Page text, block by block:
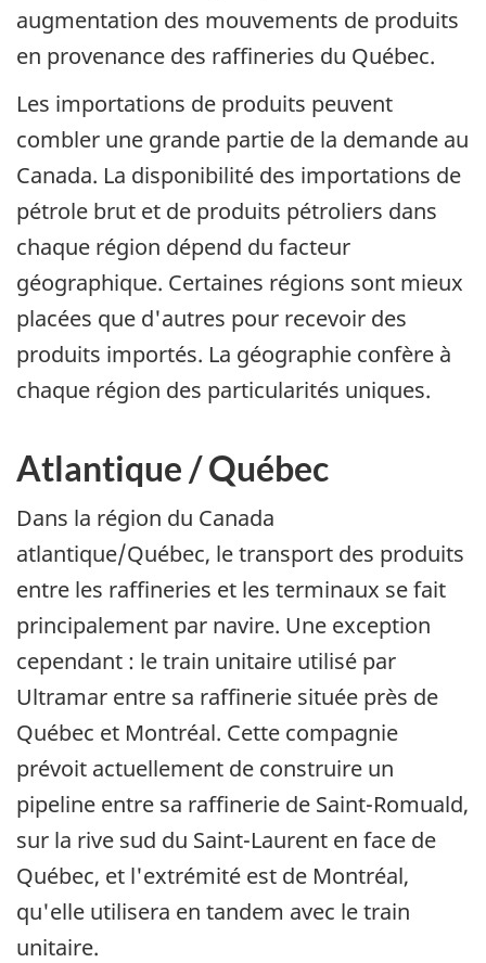
augmentation des mouvements de produits
en provenance des raffineries du Québec.
Les importations de produits peuvent
combler une grande partie de la demande au
Canada. La disponibilité des importations de
pétrole brut et de produits pétroliers dans
chaque région dépend du facteur
géographique. Certaines régions sont mieux
placées que d'autres pour recevoir des
produits importés. La géographie confère à
chaque région des particularités uniques.
Atlantique / Québec
Dans la région du Canada
atlantique/Québec, le transport des produits
entre les raffineries et les terminaux se fait
principalement par navire. Une exception
cependant : le train unitaire utilisé par
Ultramar entre sa raffinerie située près de
Québec et Montréal. Cette compagnie
prévoit actuellement de construire un
pipeline entre sa raffinerie de Saint-Romuald,
sur la rive sud du Saint-Laurent en face de
Québec, et l'extrémité est de Montréal,
qu'elle utilisera en tandem avec le train
unitaire.